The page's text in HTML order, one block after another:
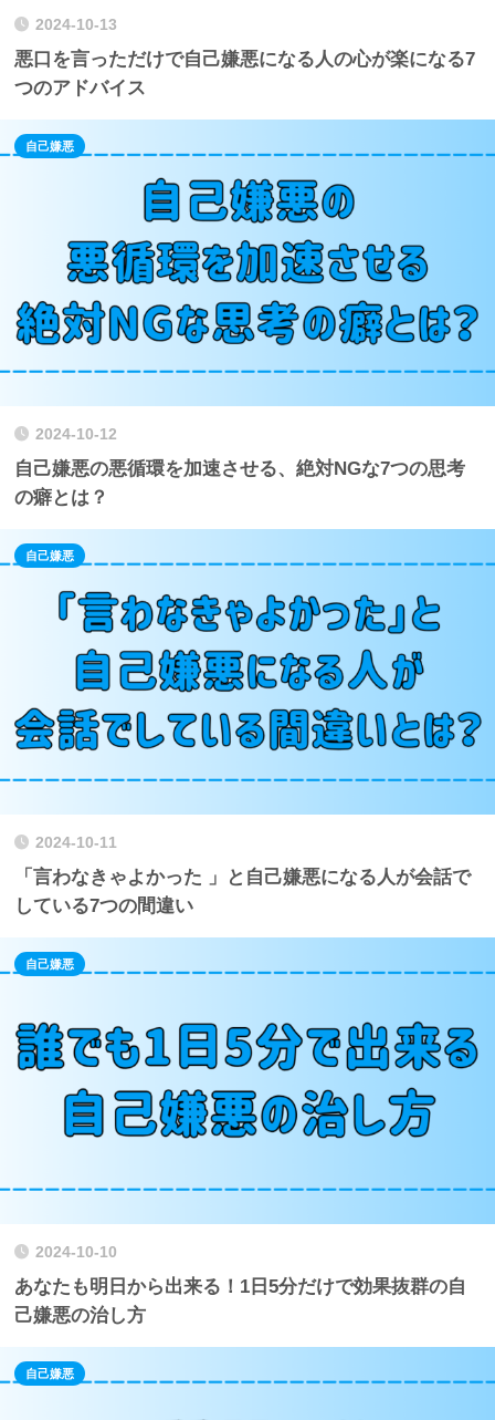
2024-10-13
悪口を言っただけで自己嫌悪になる人の心が楽になる7
つのアドバイス
2024-10-12
自己嫌悪の悪循環を加速させる、絶対NGな7つの思考
の癖とは？
自己嫌悪
2024-10-11
「言わなきゃよかった 」と自己嫌悪になる人が会話で
している7つの間違い
自己嫌悪
2024-10-10
あなたも明日から出来る！1日5分だけで効果抜群の自
己嫌悪の治し方
自己嫌悪
自己嫌悪